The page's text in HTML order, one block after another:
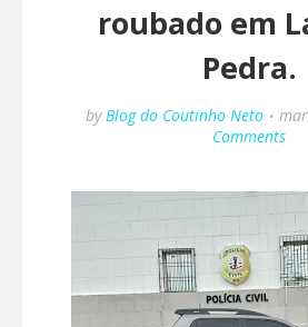
roubado em
Pedra.
by Blog do Coutinho Neto
Comments